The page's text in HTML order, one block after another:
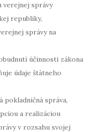
verejnej správy
republiky,
správy na
účinnosti zákona
údaje štátneho
pokladničná správa,
a realizáciou
v rozsahu svojej